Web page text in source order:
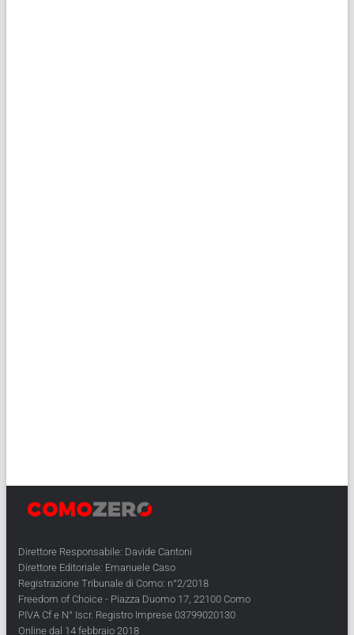
Direttore Responsabile: Davide Cantoni
Direttore Editoriale: Emanuele Caso
Registrazione Tribunale di Como: n°2/2018
Freedom of Choice - Piazza Duomo 17, 22100 Como
PIVA Cf e N° Iscr. Registro Imprese 03799020130
Online dal 14 febbraio 2018